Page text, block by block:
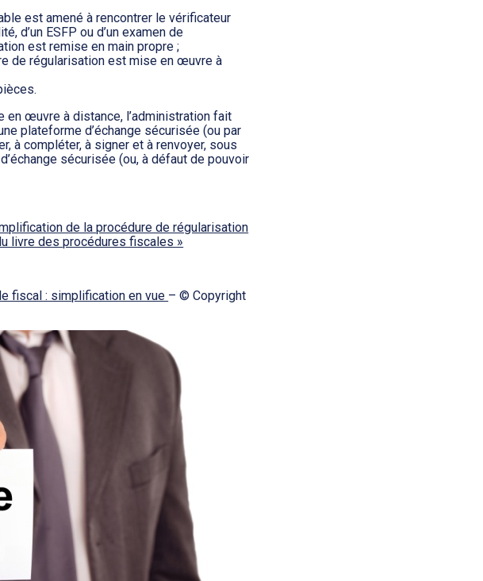
est amené à rencontrer le vérificateur
d’un ESFP ou d’un examen de
est remise en main propre ;
de régularisation est mise en œuvre à
en œuvre à distance, l’administration fait
plateforme d’échange sécurisée (ou par
à compléter, à signer et à renvoyer, sous
sécurisée (ou, à défaut de pouvoir
de la procédure de régularisation
livre des procédures fiscales »
fiscal : simplification en vue – © Copyright